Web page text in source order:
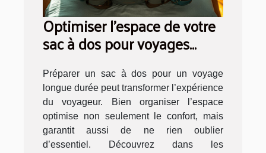
Optimiser l'espace de votre
sac à dos pour voyages
longue durée
Préparer un sac à dos pour un voyage
longue durée peut transformer l’expérience
du voyageur. Bien organiser l’espace
optimise non seulement le confort, mais
garantit aussi de ne rien oublier
d’essentiel. Découvrez dans les